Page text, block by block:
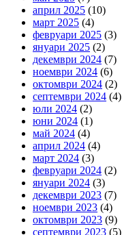
април 2025 (10)
март 2025 (4)
февруари 2025 (3)
януари 2025 (2)
декември 2024 (7)
ноември 2024 (6)
октомври 2024 (2)
септември 2024 (4)
юли 2024 (2)
юни 2024 (1)
май 2024 (4)
април 2024 (4)
март 2024 (3)
февруари 2024 (2)
януари 2024 (3)
декември 2023 (7)
ноември 2023 (4)
октомври 2023 (9)
септември 2023 (5)